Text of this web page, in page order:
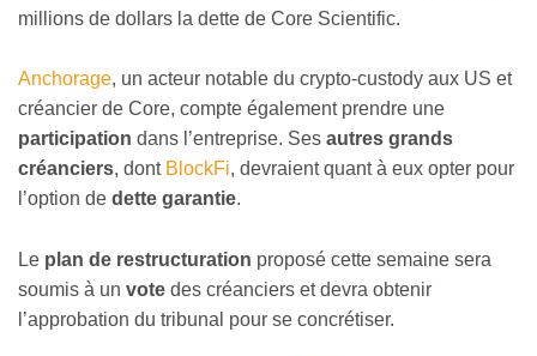
millions de dollars la dette de Core Scientific.
Anchorage, un acteur notable du crypto-custody aux US et
créancier de Core, compte également prendre une
participation dans l’entreprise. Ses autres grands
créanciers, dont BlockFi, devraient quant à eux opter pour
l’option de dette garantie.
Le plan de restructuration proposé cette semaine sera
soumis à un vote des créanciers et devra obtenir
l’approbation du tribunal pour se concrétiser.